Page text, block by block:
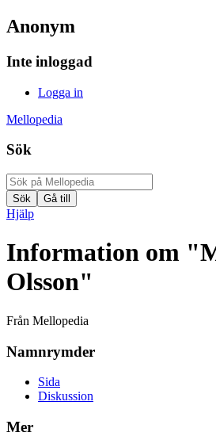
Anonym
Inte inloggad
Logga in
Mellopedia
Sök
Hjälp
Information om
Olsson"
Från Mellopedia
Namnrymder
Sida
Diskussion
Mer